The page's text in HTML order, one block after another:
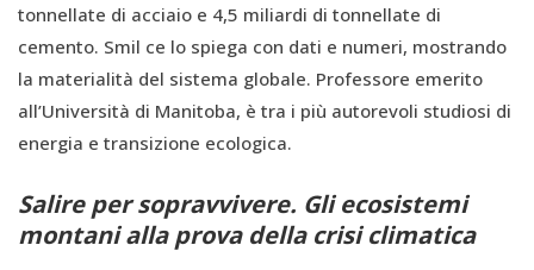
tonnellate di acciaio e 4,5 miliardi di tonnellate di
cemento. Smil ce lo spiega con dati e numeri, mostrando
la materialità del sistema globale. Professore emerito
all’Università di Manitoba, è tra i più autorevoli studiosi di
energia e transizione ecologica.
Salire per sopravvivere. Gli ecosistemi
montani alla prova della crisi climatica